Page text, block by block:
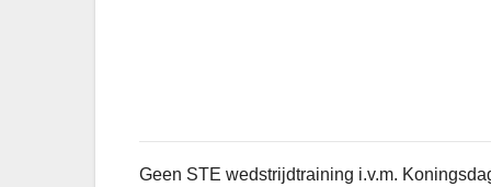
Geen STE wedstrijdtraining i.v.m.